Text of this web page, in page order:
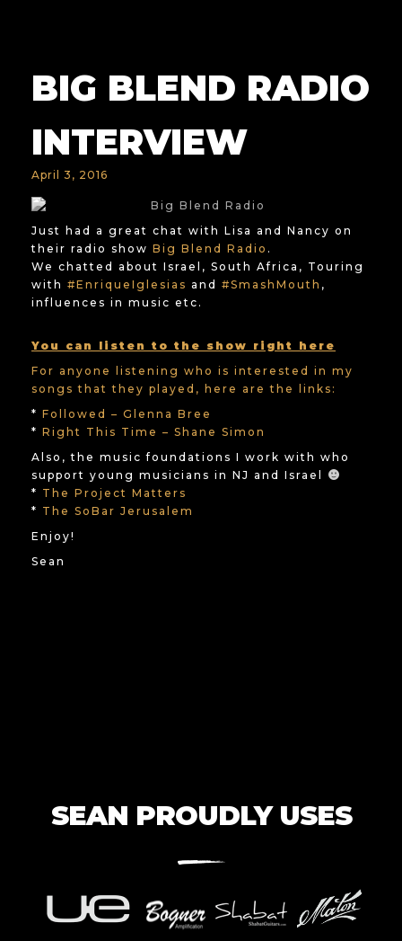
BIG BLEND RADIO
INTERVIEW
April 3, 2016
Just had a great chat with Lisa and Nancy on
their radio show Big Blend Radio .
We chatted about Israel, South Africa, Touring
with #EnriqueIglesias and #SmashMouth ,
influences in music etc.
You can listen to the show right here
For anyone listening who is interested in my
songs that they played, here are the links:
* Followed – Glenna Bree
* Right This Time – Shane Simon
Also, the music foundations I work with who
support young musicians in NJ and Israel
* The Project Matters
* The SoBar Jerusalem
Enjoy!
Sean
SEAN PROUDLY USES